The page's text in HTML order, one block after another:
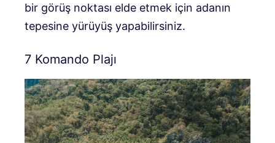
bir görüş noktası elde etmek için adanın
tepesine yürüyüş yapabilirsiniz.
7 Komando Plajı